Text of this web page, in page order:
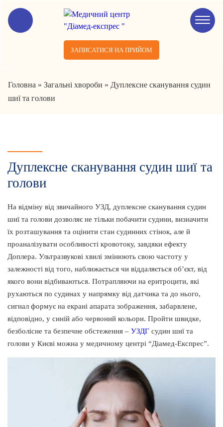
ЗАПИСАТИСЯ НА ПРИЙОМ
Головна » Загальні хвороби » Дуплексне сканування судин
шиї та голови
Дуплексне сканування судин шиї та
голови
На відміну від звичайного УЗД, дуплексне сканування судин
шиї та голови дозволяє не тільки побачити судини, визначити
їх розташування та оцінити стан судинних стінок, але й
проаналізувати особливості кровотоку, завдяки ефекту
Доплера. Ультразвукові хвилі змінюють свою частоту у
залежності від того, наближається чи віддаляється об’єкт, від
якого вони відбиваються. Потрапляючи на еритроцити, які
рухаються по судинах у напрямку від датчика та до нього,
сигнал формує на екрані апарата зображення, забарвлене,
відповідно, у синій або червоний кольори. Пройти швидке,
безболісне та безпечне обстеження – УЗДГ судин шиї та
голови у Києві можна у медичному центрі “Діамед-Експрес”.